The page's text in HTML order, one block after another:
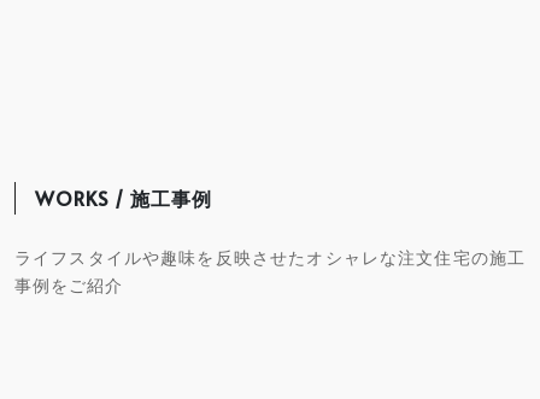
WORKS / 施工事例
ライフスタイルや趣味を反映させたオシャレな注文住宅の施工
事例をご紹介